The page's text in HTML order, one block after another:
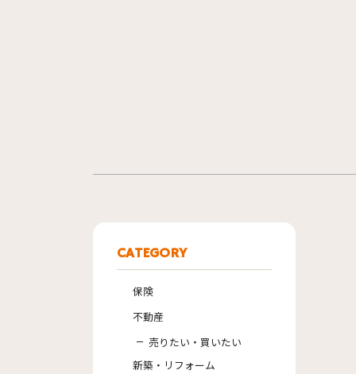
CATEGORY
保険
不動産
売りたい・買いたい
新築・リフォーム